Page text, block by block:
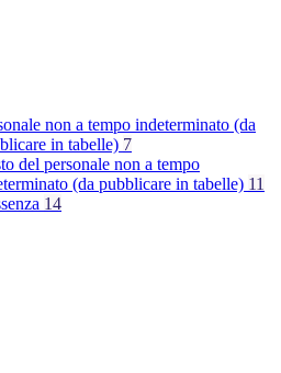
non a tempo indeterminato (da
in tabelle) 7
del personale non a tempo
(da pubblicare in tabelle) 11
14